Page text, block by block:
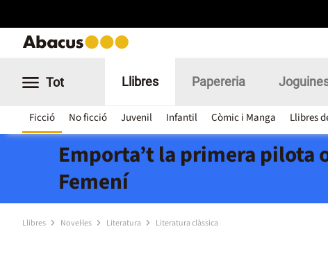
Tot Llibres
Ficció No ficció Juvenil Infantil Còmic i Manga Llibres
Papereria
Emporta’t la primera pilota
Femení
Llibres Novel·les Literatura Literatura clàssica